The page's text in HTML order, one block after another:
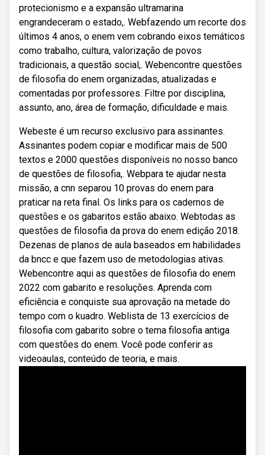
protecionismo e a expansão ultramarina
engrandeceram o estado,. Webfazendo um recorte dos
últimos 4 anos, o enem vem cobrando eixos temáticos
como trabalho, cultura, valorização de povos
tradicionais, a questão social,. Webencontre questões
de filosofia do enem organizadas, atualizadas e
comentadas por professores. Filtre por disciplina,
assunto, ano, área de formação, dificuldade e mais.
Webeste é um recurso exclusivo para assinantes.
Assinantes podem copiar e modificar mais de 500
textos e 2000 questões disponíveis no nosso banco
de questões de filosofia,. Webpara te ajudar nesta
missão, a cnn separou 10 provas do enem para
praticar na reta final. Os links para os cadernos de
questões e os gabaritos estão abaixo. Webtodas as
questões de filosofia da prova do enem edição 2018.
Dezenas de planos de aula baseados em habilidades
da bncc e que fazem uso de metodologias ativas.
Webencontre aqui as questões de filosofia do enem
2022 com gabarito e resoluções. Aprenda com
eficiência e conquiste sua aprovação na metade do
tempo com o kuadro. Weblista de 13 exercícios de
filosofia com gabarito sobre o tema filosofia antiga
com questões do enem. Você pode conferir as
videoaulas, conteúdo de teoria, e mais.